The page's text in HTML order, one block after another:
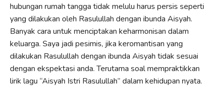
hubungan rumah tangga tidak melulu harus persis seperti
yang dilakukan oleh Rasulullah dengan ibunda Aisyah.
Banyak cara untuk menciptakan keharmonisan dalam
keluarga. Saya jadi pesimis, jika keromantisan yang
dilakukan Rasulullah dengan ibunda Aisyah tidak sesuai
dengan ekspektasi anda. Terutama soal mempraktikkan
lirik lagu “Aisyah Istri Rasulullah” dalam kehidupan nyata.